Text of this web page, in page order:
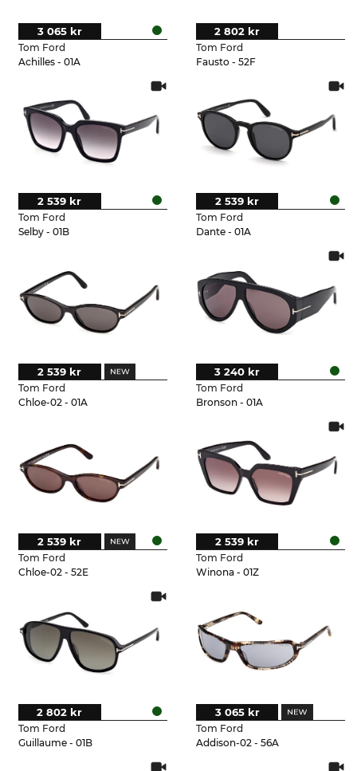
Tom Ford
Achilles - 01A
3 065 kr
Tom Ford
Fausto - 52F
2 802 kr
Tom Ford
Selby - 01B
2 539 kr
Tom Ford
Dante - 01A
2 539 kr
Tom Ford
Chloe-02 - 01A
2 539 kr
Tom Ford
Bronson - 01A
3 240 kr
Tom Ford
Chloe-02 - 52E
2 539 kr
Tom Ford
Winona - 01Z
2 539 kr
Tom Ford
Guillaume - 01B
2 802 kr
Tom Ford
Addison-02 - 56A
3 065 kr